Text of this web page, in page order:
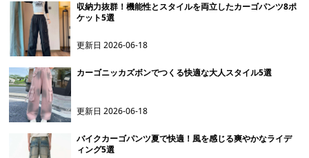
収納力抜群！機能性とスタイルを両立したカーゴパンツ8ポ
ケット5選
更新日2026-06-18
カーゴニッカズボンでつくる快適な大人スタイル5選
更新日2026-06-18
バイクカーゴパンツ夏で快適！風を感じる爽やかなライデ
ィング5選